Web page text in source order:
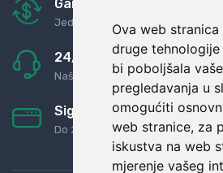
Ova web
druge
bi poboljšala
pregledavanja u
omogućiti
web stranice, za
iskustva na web
mjerenje vašeg
Garancija u povrat novaca
Jednostavno pravilo: Roba za
24/7 odlična podrška
Naši agenti uvijek na raspolaganju
Sigurno obročno plaćanje
Do 24 rata bez kamata